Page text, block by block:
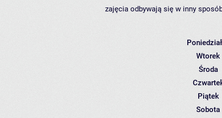
zajęcia odbywają się w inny
Wtorek
Środa
Piątek
Sobota